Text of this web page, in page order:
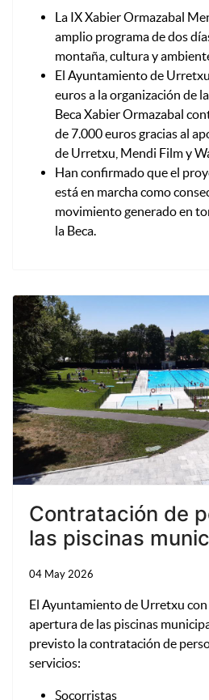
La IX Xabier Ormazabal
amplio programa de dos
montaña, cultura y
El Ayuntamiento de
euros a la organización de
Beca Xabier Ormazabal
de 7.000 euros gracias al
de Urretxu, Mendi Film y
Han confirmado que el
está en marcha como
movimiento generado en
la Beca.
Contratación de
las piscinas
04 May 2026
El Ayuntamiento de Urretxu
apertura de las piscinas
previsto la contratación de
servicios:
Socorristas